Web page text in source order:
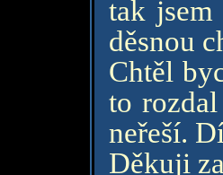
tak
děsnou
Chtěl
to
neřeší.
Děkuji